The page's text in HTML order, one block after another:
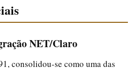
NET/Claro
consolidou-se como uma das